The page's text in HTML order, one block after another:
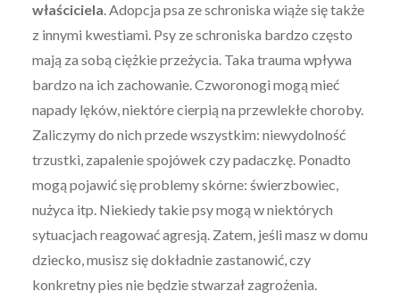
właściciela. Adopcja psa ze schroniska wiąże się także
z innymi kwestiami. Psy ze schroniska bardzo często
mają za sobą ciężkie przeżycia. Taka trauma wpływa
bardzo na ich zachowanie. Czworonogi mogą mieć
napady lęków, niektóre cierpią na przewlekłe choroby.
Zaliczymy do nich przede wszystkim: niewydolność
trzustki, zapalenie spojówek czy padaczkę. Ponadto
mogą pojawić się problemy skórne: świerzbowiec,
nużyca itp. Niekiedy takie psy mogą w niektórych
sytuacjach reagować agresją. Zatem, jeśli masz w domu
dziecko, musisz się dokładnie zastanowić, czy
konkretny pies nie będzie stwarzał zagrożenia.